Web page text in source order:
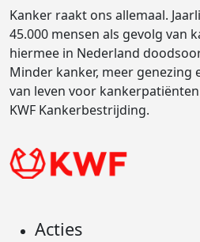
Kanker raakt ons allemaal.
45.000 mensen als gevolg van
hiermee in Nederland
Minder kanker, meer genezing
van leven voor
KWF Kankerbestrijding.
Acties